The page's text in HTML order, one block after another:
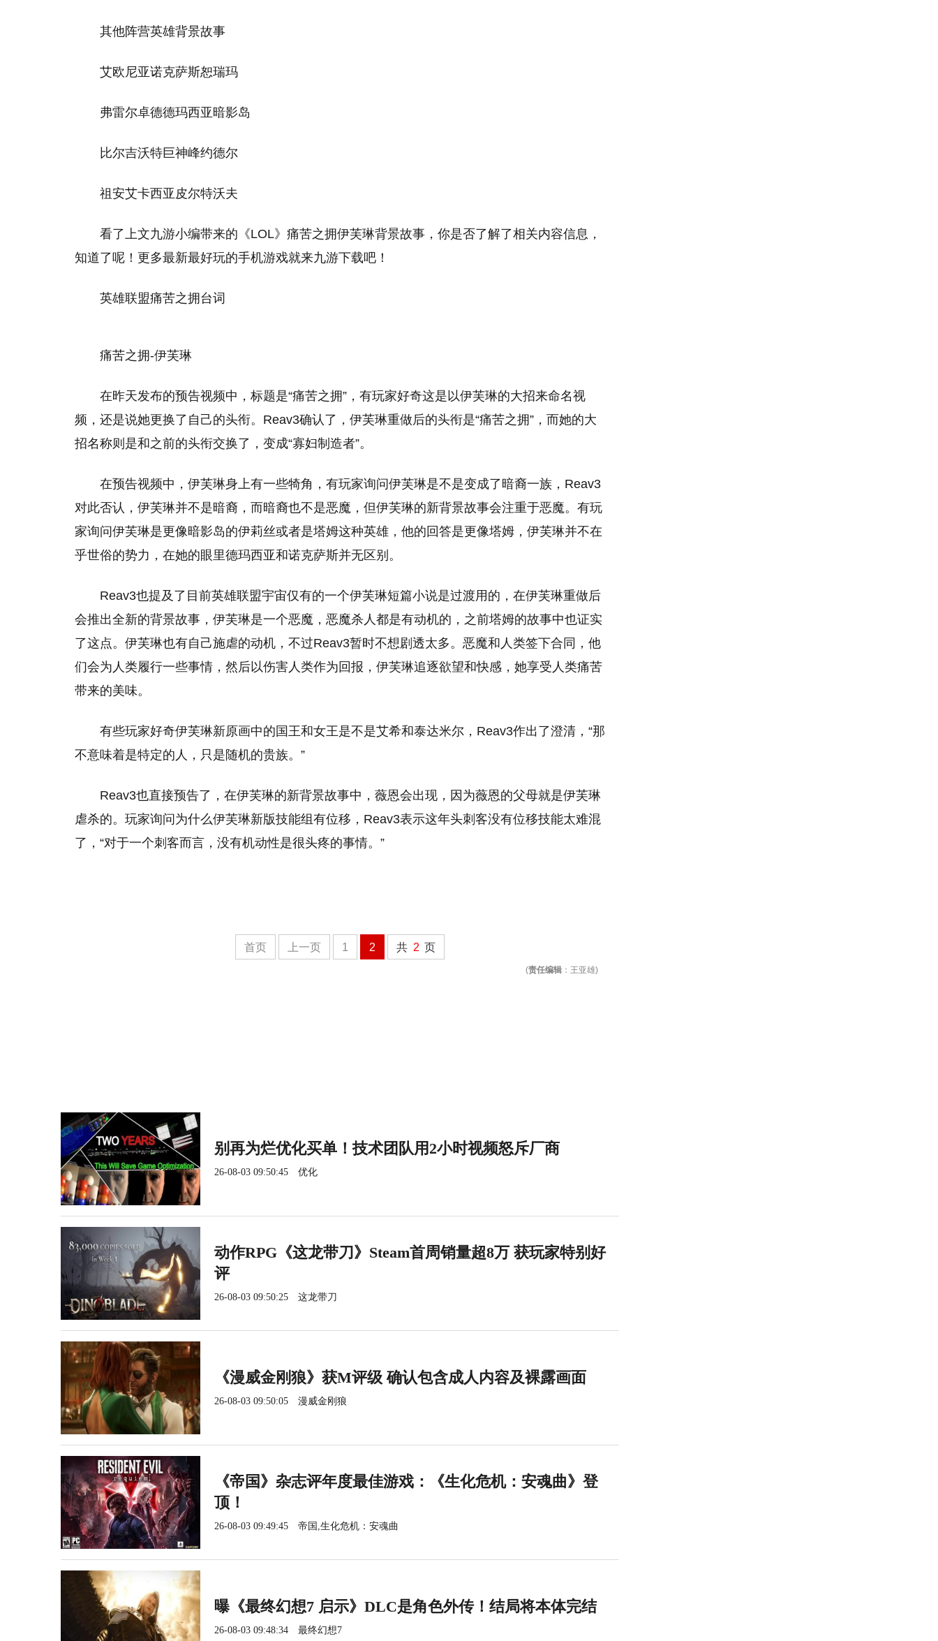
其他阵营英雄背景故事
艾欧尼亚诺克萨斯恕瑞玛
弗雷尔卓德德玛西亚暗影岛
比尔吉沃特巨神峰约德尔
祖安艾卡西亚皮尔特沃夫
看了上文九游小编带来的《LOL》痛苦之拥伊芙琳背景故事，你是否了解了相关内容信息，
知道了呢！更多最新最好玩的手机游戏就来九游下载吧！
英雄联盟痛苦之拥台词
痛苦之拥-伊芙琳
在昨天发布的预告视频中，标题是“痛苦之拥”，有玩家好奇这是以伊芙琳的大招来命名视
频，还是说她更换了自己的头衔。Reav3确认了，伊芙琳重做后的头衔是“痛苦之拥”，而她的大
招名称则是和之前的头衔交换了，变成“寡妇制造者”。
在预告视频中，伊芙琳身上有一些犄角，有玩家询问伊芙琳是不是变成了暗裔一族，Reav3
对此否认，伊芙琳并不是暗裔，而暗裔也不是恶魔，但伊芙琳的新背景故事会注重于恶魔。有玩
家询问伊芙琳是更像暗影岛的伊莉丝或者是塔姆这种英雄，他的回答是更像塔姆，伊芙琳并不在
乎世俗的势力，在她的眼里德玛西亚和诺克萨斯并无区别。
Reav3也提及了目前英雄联盟宇宙仅有的一个伊芙琳短篇小说是过渡用的，在伊芙琳重做后
会推出全新的背景故事，伊芙琳是一个恶魔，恶魔杀人都是有动机的，之前塔姆的故事中也证实
了这点。伊芙琳也有自己施虐的动机，不过Reav3暂时不想剧透太多。恶魔和人类签下合同，他
们会为人类履行一些事情，然后以伤害人类作为回报，伊芙琳追逐欲望和快感，她享受人类痛苦
带来的美味。
有些玩家好奇伊芙琳新原画中的国王和女王是不是艾希和泰达米尔，Reav3作出了澄清，“那
不意味着是特定的人，只是随机的贵族。”
Reav3也直接预告了，在伊芙琳的新背景故事中，薇恩会出现，因为薇恩的父母就是伊芙琳
虐杀的。玩家询问为什么伊芙琳新版技能组有位移，Reav3表示这年头刺客没有位移技能太难混
了，“对于一个刺客而言，没有机动性是很头疼的事情。”
首页 上一页 1 2 共 2 页
(责任编辑 ：王亚雄)
别再为烂优化买单！技术团队用2小时视频怒斥厂商
26-08-03 09:50:45 优化
动作RPG《这龙带刀》Steam首周销量超8万 获玩家特别好
评
26-08-03 09:50:25 这龙带刀
《漫威金刚狼》获M评级 确认包含成人内容及裸露画面
26-08-03 09:50:05 漫威金刚狼
《帝国》杂志评年度最佳游戏：《生化危机：安魂曲》登
顶！
26-08-03 09:49:45 帝国,生化危机：安魂曲
曝《最终幻想7 启示》DLC是角色外传！结局将本体完结
26-08-03 09:48:34 最终幻想7